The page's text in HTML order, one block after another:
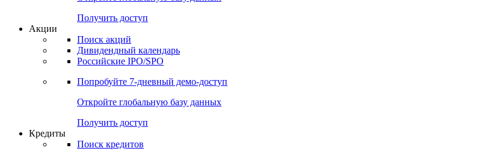
Попробуйте7-дневный
Откройте глобальную базу данных
Получить доступ
Акции
Поиск акций
Дивидендный календарь
Российские IPO/SPO
Попробуйте7-дневный
Откройте глобальную базу данных